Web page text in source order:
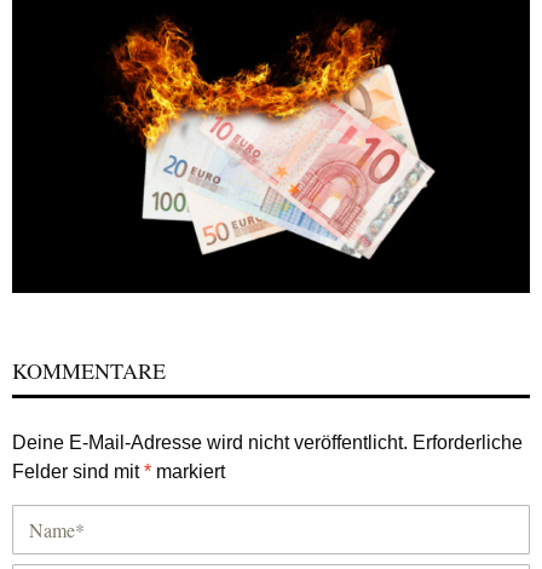
KOMMENTARE
Deine E-Mail-Adresse wird nicht veröffentlicht. Erforderliche
Felder sind mit* markiert